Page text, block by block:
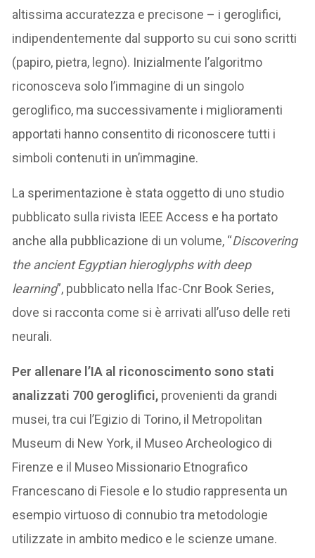
altissima accuratezza e precisone – i geroglifici,
indipendentemente dal supporto su cui sono scritti
(papiro, pietra, legno). Inizialmente l’algoritmo
riconosceva solo l’immagine di un singolo
geroglifico, ma successivamente i miglioramenti
apportati hanno consentito di riconoscere tutti i
simboli contenuti in un’immagine.
La sperimentazione è stata oggetto di uno studio
pubblicato sulla rivista IEEE Access e ha portato
anche alla pubblicazione di un volume, “Discovering
the ancient Egyptian hieroglyphs with deep
learning”, pubblicato nella Ifac-Cnr Book Series,
dove si racconta come si è arrivati all’uso delle reti
neurali.
Per allenare l’IA al riconoscimento sono stati
analizzati 700 geroglifici, provenienti da grandi
musei, tra cui l’Egizio di Torino, il Metropolitan
Museum di New York, il Museo Archeologico di
Firenze e il Museo Missionario Etnografico
Francescano di Fiesole e lo studio rappresenta un
esempio virtuoso di connubio tra metodologie
utilizzate in ambito medico e le scienze umane.